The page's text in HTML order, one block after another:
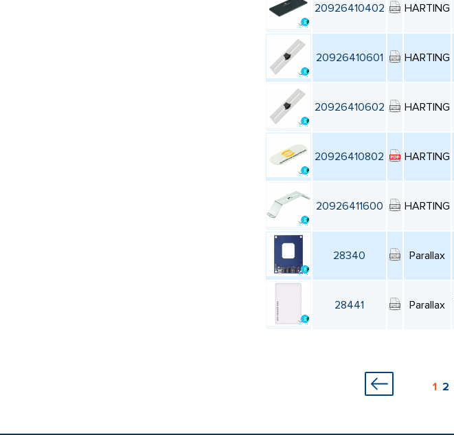
20926410402 HARTING
20926410601 HARTING
20926410602 HARTING
20926410802 HARTING
20926411600 HARTING
28340 Parallax
28441 Parallax
1 2